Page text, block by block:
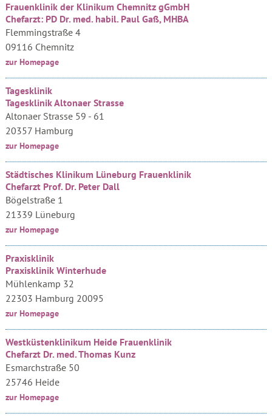
Frauenklinik der Klinikum Chemnitz gGmbH
Chefarzt: PD Dr. med. habil. Paul Gaß, MHBA
Flemmingstraße 4
09116 Chemnitz
zur Homepage
Tagesklinik
Tagesklinik Altonaer Strasse
Altonaer Strasse 59 - 61
20357 Hamburg
zur Homepage
Städtisches Klinikum Lüneburg Frauenklinik
Chefarzt Prof. Dr. Peter Dall
Bögelstraße 1
21339 Lüneburg
zur Homepage
Praxisklinik
Praxisklinik Winterhude
Mühlenkamp 32
22303 Hamburg 20095
zur Homepage
Westküstenklinikum Heide Frauenklinik
Chefarzt Dr. med. Thomas Kunz
Esmarchstraße 50
25746 Heide
zur Homepage